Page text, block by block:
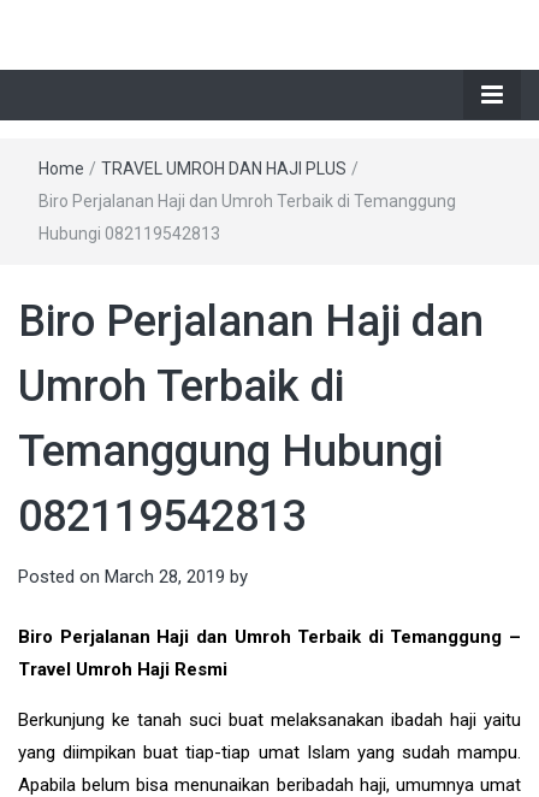
Home / TRAVEL UMROH DAN HAJI PLUS /
Biro Perjalanan Haji dan Umroh Terbaik di Temanggung
Hubungi 082119542813
Biro Perjalanan Haji dan
Umroh Terbaik di
Temanggung Hubungi
082119542813
Posted on March 28, 2019 by
Biro Perjalanan Haji dan Umroh Terbaik di Temanggung –
Travel Umroh Haji Resmi
Berkunjung ke tanah suci buat melaksanakan ibadah haji yaitu
yang diimpikan buat tiap-tiap umat Islam yang sudah mampu.
Apabila belum bisa menunaikan beribadah haji, umumnya umat